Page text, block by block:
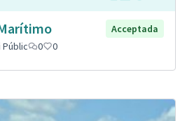
Acceptada
Públic 0 0